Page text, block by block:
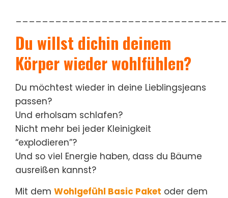
Du willst dichin deinem
Körper wieder wohlfühlen?
Du möchtest wieder in deine Lieblingsjeans
passen?
Und erholsam schlafen?
Nicht mehr bei jeder Kleinigkeit
“explodieren”?
Und so viel Energie haben, dass du Bäume
ausreißen kannst?
Mit dem Wohlgefühl Basic Paket oder dem